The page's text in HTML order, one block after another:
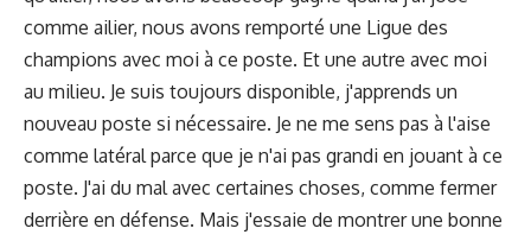
comme ailier, nous avons remporté une Ligue des
champions avec moi à ce poste. Et une autre avec moi
au milieu. Je suis toujours disponible, j'apprends un
nouveau poste si nécessaire. Je ne me sens pas à l'aise
comme latéral parce que je n'ai pas grandi en jouant à ce
poste. J'ai du mal avec certaines choses, comme fermer
derrière en défense. Mais j'essaie de montrer une bonne